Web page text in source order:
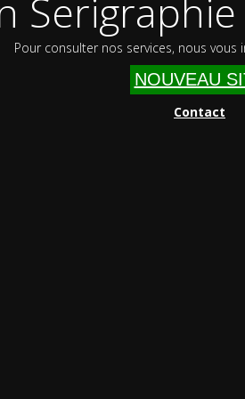
Pour consulter nos services, nous vous
NOUVEAU
Contact